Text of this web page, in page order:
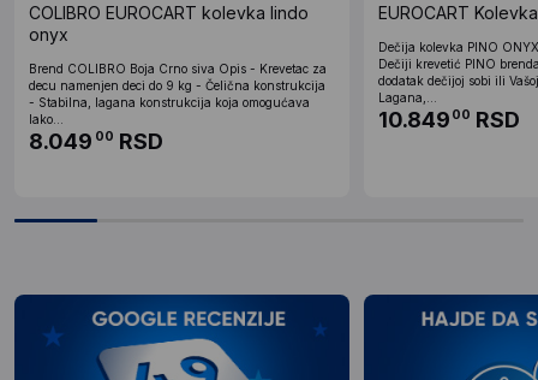
COLIBRO EUROCART kolevka lindo
onyx
Brend COLIBRO Boja Crno siva Opis - Krevetac za
decu namenjen deci do 9 kg - Čelična konstrukcija
- Stabilna, lagana konstrukcija koja omogućava
lako...
8.049 00 RSD
EUROCART
Dečija kolevka PINO
Dečiji krevetić PINO
dodatak dečijoj sobi ili
Lagana,...
10.849 00 RSD